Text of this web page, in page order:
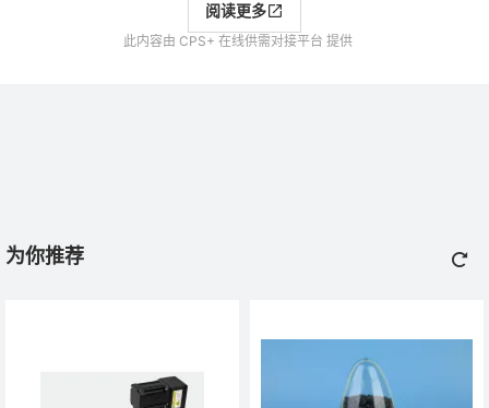
阅读更多
此内容由 CPS+ 在线供需对接平台 提供
为你推荐